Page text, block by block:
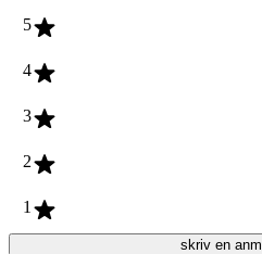
5
4
3
2
1
skriv en